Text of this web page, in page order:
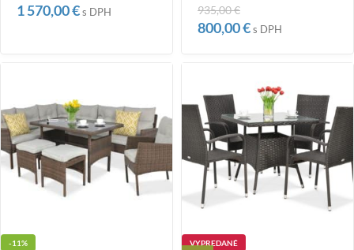
1 570,00€s DPH 935,00€
800,00€s DPH
-11% VYPREDANÉ